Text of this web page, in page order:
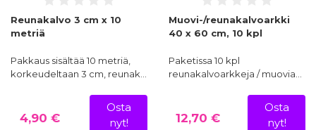
Reunakalvo 3 cm x 10
metriä
Pakkaus sisältää 10 metriä,
korkeudeltaan 3 cm, reunak…
4,90 €
Osta
nyt!
Muovi-/reunakalvoarkki
40 x 60 cm, 10 kpl
Paketissa 10 kpl
reunakalvoarkkeja / muovia…
12,70 €
Osta
nyt!